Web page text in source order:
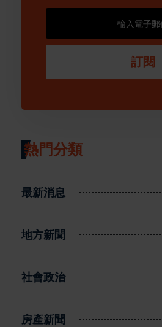
訂閱
熱門分類
最新消息
地方新聞
社會政治
房產新聞